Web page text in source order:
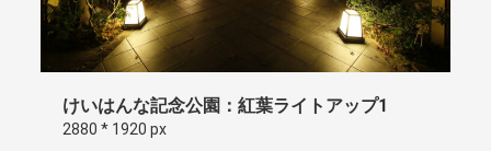
けいはんな記念公園：紅葉ライトアップ1
2880 * 1920 px